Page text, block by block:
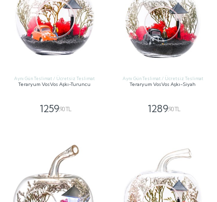
Aynı Gün Teslimat / Ücretsiz Teslimat
Teraryum VosVos Aşkı-Turuncu
1259,90 TL
Aynı Gün Teslimat / Ücretsiz Teslimat
Teraryum VosVos Aşkı-Siyah
1289,90 TL